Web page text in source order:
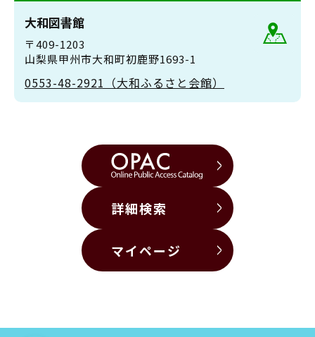
大和図書館
〒409-1203
山梨県甲州市大和町初鹿野1693-1
0553-48-2921（大和ふるさと会館）
詳細検索
マイページ